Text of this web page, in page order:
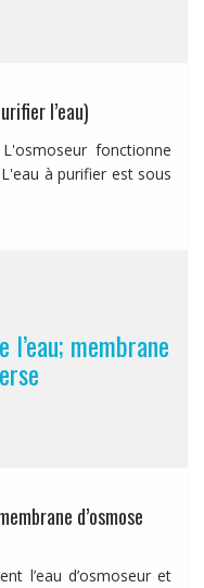
l’eau)
fonctionne
à purifier est sous
membrane
d’osmose
l’eau d’osmoseur et